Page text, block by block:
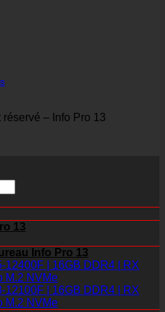
– Info Pro 13
13
Info Pro 13
12400F | 16GB DDR4 | RX
M.2 NVMe
12100F | 16GB DDR4 | RX
M.2 NVMe